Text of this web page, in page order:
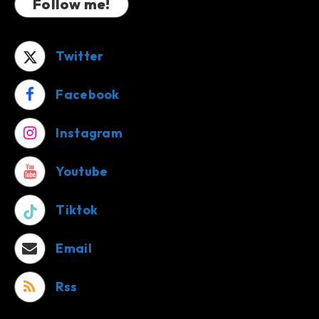
Follow me!
Twitter
Facebook
Instagram
Youtube
Tiktok
Email
Rss